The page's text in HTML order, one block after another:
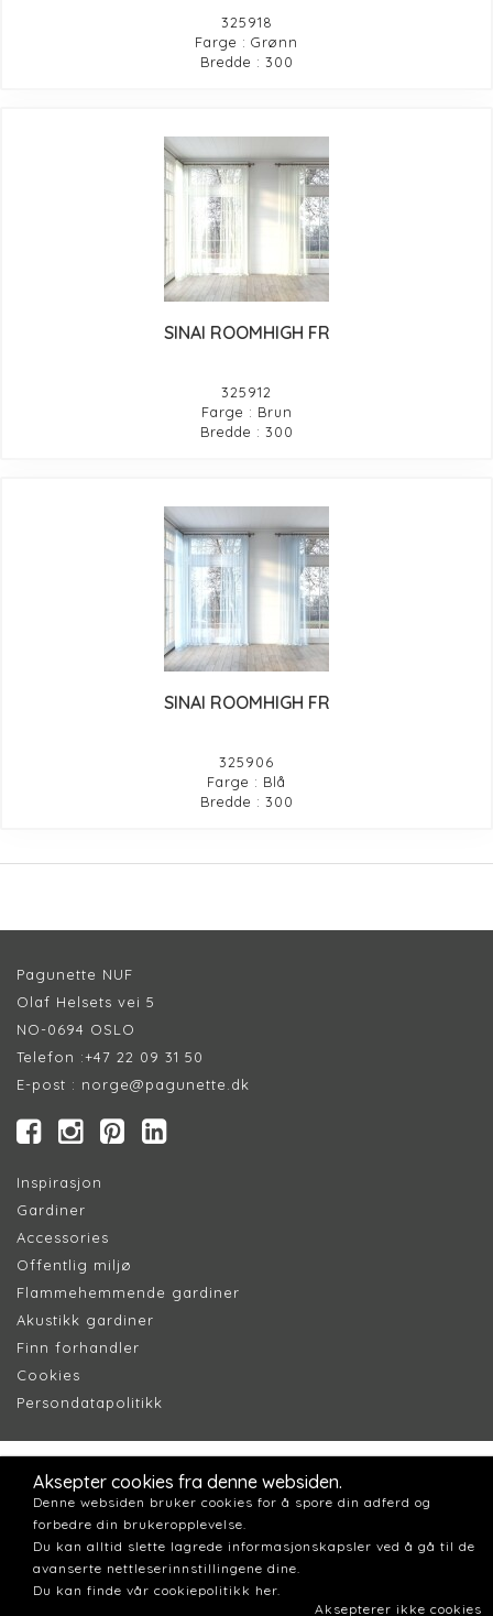
325918
Farge : Grønn
Bredde : 300
SINAI ROOMHIGH FR
325912
Farge : Brun
Bredde : 300
SINAI ROOMHIGH FR
325906
Farge : Blå
Bredde : 300
Pagunette NUF
Olaf Helsets vei 5
NO-0694 OSLO
Telefon :+47 22 09 31 50
E-post : norge@pagunette.dk
Inspirasjon
Gardiner
Accessories
Offentlig miljø
Flammehemmende gardiner
Akustikk gardiner
Finn forhandler
Cookies
Persondatapolitikk
Aksepter cookies fra denne websiden.
Denne websiden bruker cookies for å spore din adferd og
forbedre din brukeropplevelse.
Du kan alltid slette lagrede informasjonskapsler ved å gå til de
avanserte nettleserinnstillingene dine.
Du kan finde vår cookiepolitikk her.
Aksepterer ikke cookies